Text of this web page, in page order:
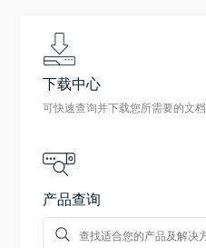
下载中心
可快速查询并下载您所需要的文档
产品查询